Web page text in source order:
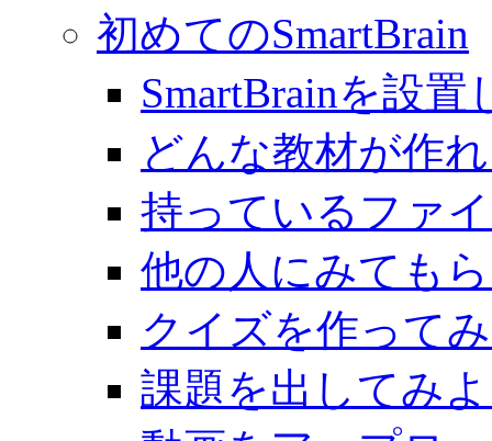
初めてのSmartBrain
SmartBrainを設置
どんな教材が作
持っているファ
他の人にみても
クイズを作って
課題を出してみ